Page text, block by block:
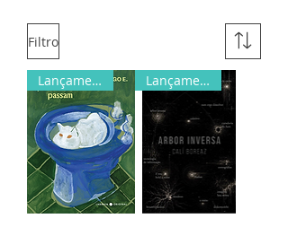
Filtro
Lançamento Lançamento